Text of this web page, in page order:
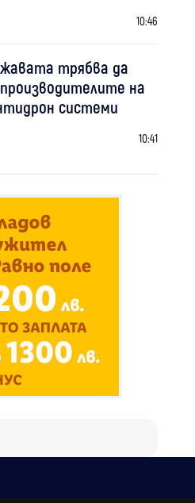
10:46
трябва да
на
системи
10:41